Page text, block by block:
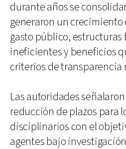
durante años se
generaron un
gasto público,
ineficientes y beneficios
criterios de transparencia
Las autoridades
reducción de plazos para
disciplinarios con el
agentes bajo